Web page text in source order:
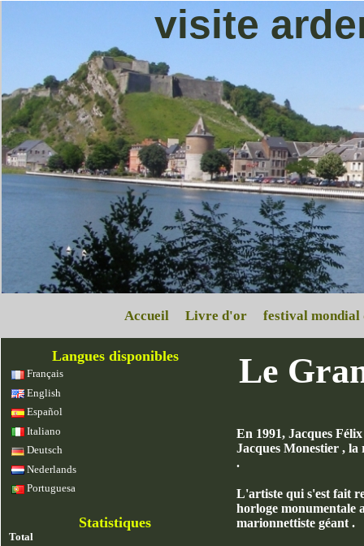
visite
Accueil Livre d'or festival mondial
Langues disponibles
Français
English
Español
Italiano
Deutsch
Nederlands
Portuguesa
Statistiques
Total
Le
En 1991, Jacques
Jacques Monestier , la
.
L'artiste qui s'est fait
horloge monumentale
marionnettiste géant .